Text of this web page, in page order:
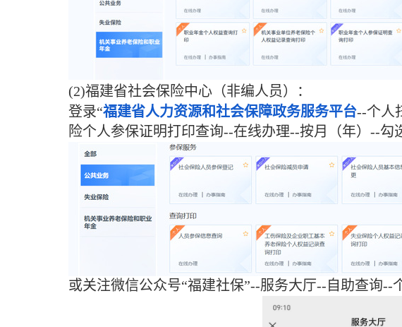
(2)福建省社会保险中心（非编人员）
：
登录“福建省人力资源和社会保障政务服务平台--个人
险个人参保证明打印查询--在线办理--按月（年）--
或关注微信公众号“福建社保”--服务大厅--自助查询--